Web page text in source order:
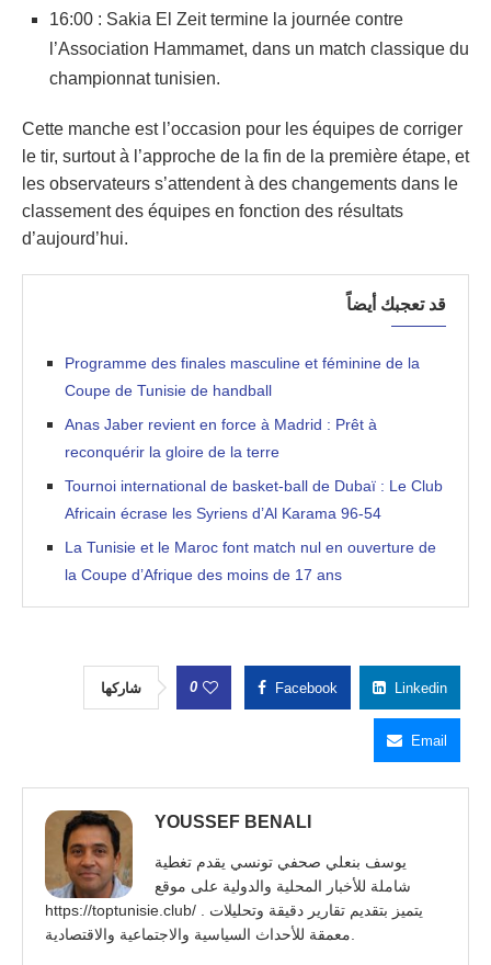
16:00 : Sakia El Zeit termine la journée contre
l’Association Hammamet, dans un match classique du
championnat tunisien.
Cette manche est l’occasion pour les équipes de corriger
le tir, surtout à l’approche de la fin de la première étape, et
les observateurs s’attendent à des changements dans le
classement des équipes en fonction des résultats
d’aujourd’hui.
قد تعجبك أيضاً
Programme des finales masculine et féminine de la
Coupe de Tunisie de handball
Anas Jaber revient en force à Madrid : Prêt à
reconquérir la gloire de la terre
Tournoi international de basket-ball de Dubaï : Le Club
Africain écrase les Syriens d’Al Karama 96-54
La Tunisie et le Maroc font match nul en ouverture de
la Coupe d’Afrique des moins de 17 ans
شاركها 0 Facebook Linkedin
Email
YOUSSEF BENALI
يوسف بنعلي صحفي تونسي يقدم تغطية
شاملة للأخبار المحلية والدولية على موقع
https://toptunisie.club/ . يتميز بتقديم تقارير دقيقة وتحليلات